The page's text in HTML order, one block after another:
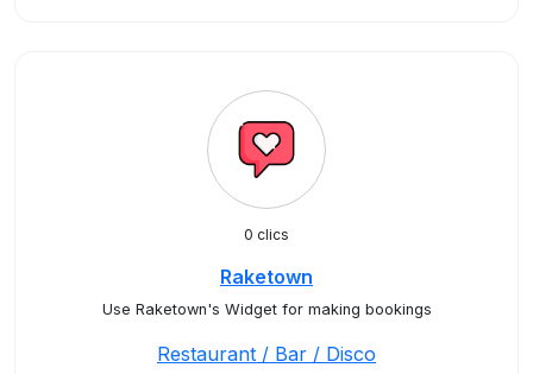
0 clics
Raketown
Use Raketown's Widget for making bookings
Restaurant / Bar / Disco